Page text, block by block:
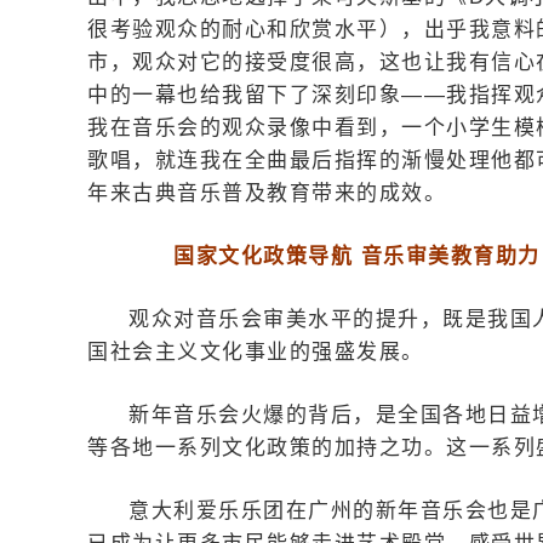
很考验观众的耐心和欣赏水平），出乎我意
市，观众对它的接受度很高，这也让我有信
中的一幕也给我留下了深刻印象——我指挥观
我在音乐会的观众录像中看到，一个小学生
歌唱，就连我在全曲最后指挥的渐慢处理他
年来古典音乐普及教育带来的成效。
国家文化政策导航 音乐审美教育助力
观众对音乐会审美水平的提升，既是我
国社会主义文化事业的强盛发展。
新年音乐会火爆的背后，是全国各地日
等各地一系列文化政策的加持之功。这一系
意大利爱乐乐团在广州的新年音乐会也